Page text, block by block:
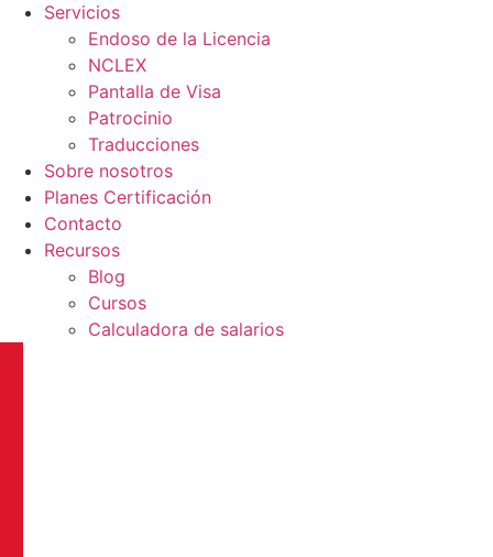
Servicios
Endoso de la Licencia
NCLEX
Pantalla de Visa
Patrocinio
Traducciones
Sobre nosotros
Planes Certificación
Contacto
Recursos
Blog
Cursos
Calculadora de salarios